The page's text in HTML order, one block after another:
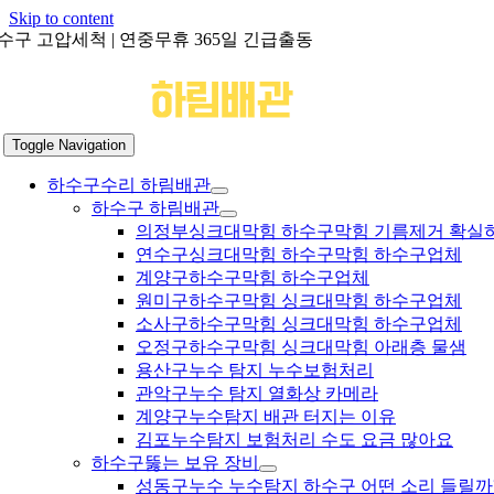
Skip to content
구 고압세척 | 연중무휴 365일 긴급출동
Toggle Navigation
하수구수리 하림배관
하수구 하림배관
의정부싱크대막힘 하수구막힘 기름제거 확실
연수구싱크대막힘 하수구막힘 하수구업체
계양구하수구막힘 하수구업체
원미구하수구막힘 싱크대막힘 하수구업체
소사구하수구막힘 싱크대막힘 하수구업체
오정구하수구막힘 싱크대막힘 아래층 물샘
용산구누수 탐지 누수보험처리
관악구누수 탐지 열화상 카메라
계양구누수탐지 배관 터지는 이유
김포누수탐지 보험처리 수도 요금 많아요
하수구뚫는 보유 장비
성동구누수 누수탐지 하수구 어떤 소리 들릴까